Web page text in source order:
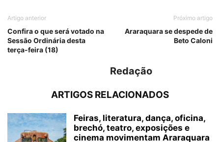
Artigo anterior
Confira o que será votado na
Sessão Ordinária desta
terça-feira (18)
Próximo artigo
Araraquara se despede de
Beto Caloni
Redação
ARTIGOS RELACIONADOS
Feiras, literatura, dança, oficina,
brechó, teatro, exposições e
cinema movimentam Araraquara